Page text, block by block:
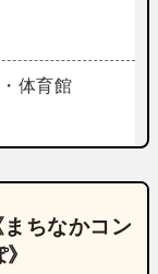
体育館
ちなかコン